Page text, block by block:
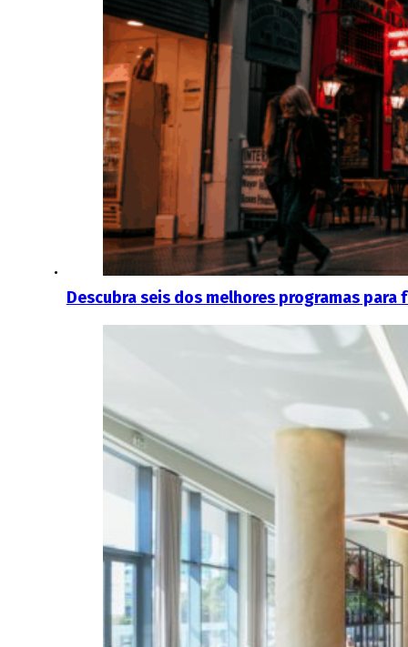
Descubra seis dos melhores programas para